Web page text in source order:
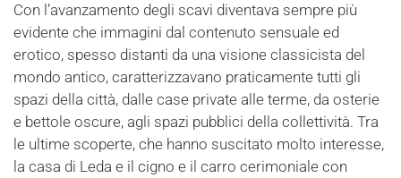
Con l’avanzamento degli scavi diventava sempre più
evidente che immagini dal contenuto sensuale ed
erotico, spesso distanti da una visione classicista del
mondo antico, caratterizzavano praticamente tutti gli
spazi della città, dalle case private alle terme, da osterie
e bettole oscure, agli spazi pubblici della collettività. Tra
le ultime scoperte, che hanno suscitato molto interesse,
la casa di Leda e il cigno e il carro cerimoniale con